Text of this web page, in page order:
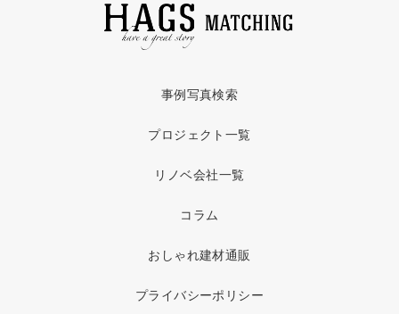
事例写真検索
プロジェクト一覧
リノベ会社一覧
コラム
おしゃれ建材通販
プライバシーポリシー